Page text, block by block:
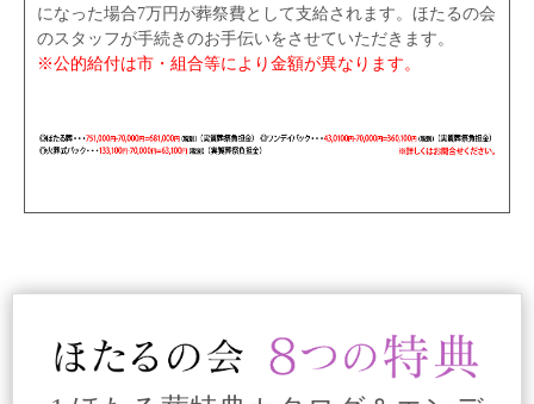
になった場合7万円が葬祭費として支給されます。ほたるの会
のスタッフが手続きのお手伝いをさせていただきます。
※公的給付は市・組合等により金額が異なります。